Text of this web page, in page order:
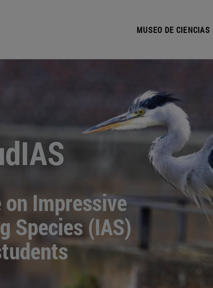
MUSEO DE CIENCIAS
on Impressive
Species (IAS)